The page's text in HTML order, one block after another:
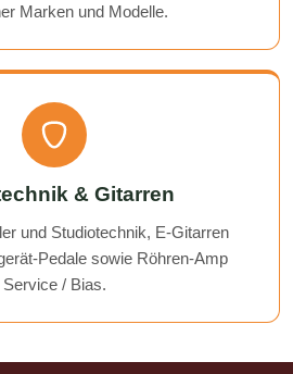
Marken und Modelle.
& Gitarren
und Studiotechnik, E-Gitarren
Pedale sowie Röhren-Amp
Service / Bias.